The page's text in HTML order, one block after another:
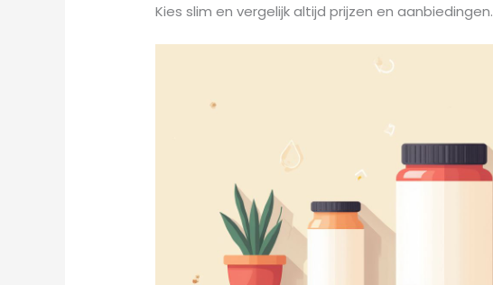
Kies slim en vergelijk altijd prijzen en aanbiedingen.